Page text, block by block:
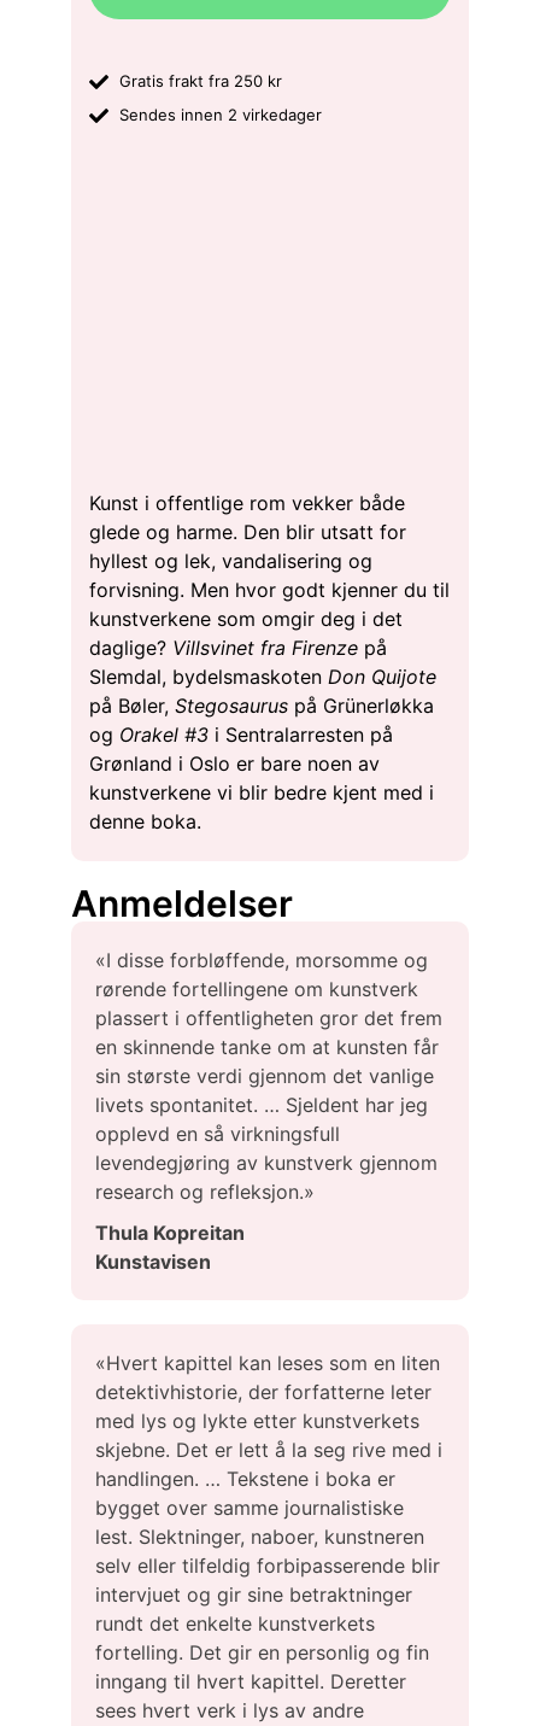
Gratis frakt fra 250 kr
Sendes innen 2 virkedager
Kunst i offentlige rom vekker både
glede og harme. Den blir utsatt for
hyllest og lek, vandalisering og
forvisning. Men hvor godt kjenner du til
kunstverkene som omgir deg i det
daglige? Villsvinet fra Firenze på
Slemdal, bydelsmaskoten Don Quijote
på Bøler, Stegosaurus på Grünerløkka
og Orakel #3 i Sentralarresten på
Grønland i Oslo er bare noen av
kunstverkene vi blir bedre kjent med i
denne boka.
Anmeldelser
«I disse forbløffende, morsomme og
rørende fortellingene om kunstverk
plassert i offentligheten gror det frem
en skinnende tanke om at kunsten får
sin største verdi gjennom det vanlige
livets spontanitet. … Sjeldent har jeg
opplevd en så virkningsfull
levendegjøring av kunstverk gjennom
research og refleksjon.»
Thula Kopreitan
Kunstavisen
«Hvert kapittel kan leses som en liten
detektivhistorie, der forfatterne leter
med lys og lykte etter kunstverkets
skjebne. Det er lett å la seg rive med i
handlingen. … Tekstene i boka er
bygget over samme journalistiske
lest. Slektninger, naboer, kunstneren
selv eller tilfeldig forbipasserende blir
intervjuet og gir sine betraktninger
rundt det enkelte kunstverkets
fortelling. Det gir en personlig og fin
inngang til hvert kapittel. Deretter
sees hvert verk i lys av andre